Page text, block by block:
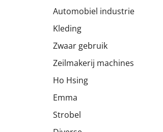
Automobiel industrie
Kleding
Zwaar gebruik
Zeilmakerij machines
Ho Hsing
Emma
Strobel